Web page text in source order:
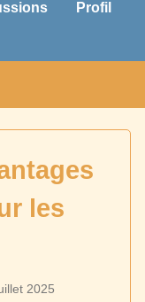
Profil
les
2025